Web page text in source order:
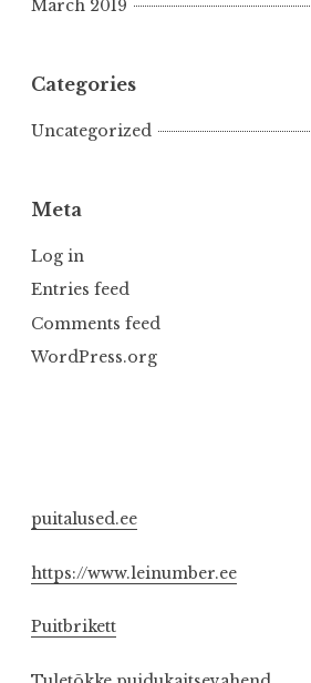
March 2019
Categories
Uncategorized
Meta
Log in
Entries feed
Comments feed
WordPress.org
puitalused.ee
https://www.leinumber.ee
Puitbrikett